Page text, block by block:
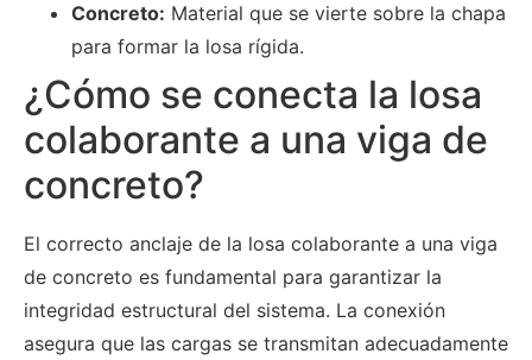
Concreto: Material que se vierte sobre la chapa
para formar la losa rígida.
¿Cómo se conecta la losa
colaborante a una viga de
concreto?
El correcto anclaje de la losa colaborante a una viga
de concreto es fundamental para garantizar la
integridad estructural del sistema. La conexión
asegura que las cargas se transmitan adecuadamente